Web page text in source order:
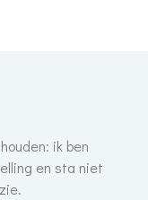
ik ben
en sta niet